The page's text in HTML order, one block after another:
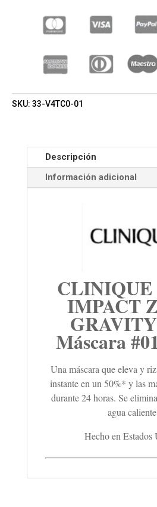
MÁSCARA
(CLINIQUE)
(MUJER)
SKU: 33-V4TC0-01
Descripción
Información adicional
IMPACT
Máscara
Una máscara que eleva y
instante en un 50%* y las
durante 24 horas. Se
agua
Hecho en Estados